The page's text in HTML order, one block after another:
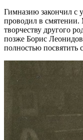
Гимназию закончил с
проводил в смятении.
творчеству другого
позже Борис
полностью посвятить